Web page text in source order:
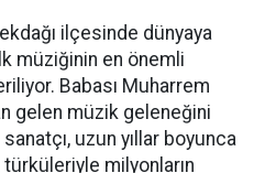
ilçesinde dünyaya
müziğinin en önemli
Babası Muharrem
gelen müzik geleneğini
uzun yıllar boyunca
milyonların